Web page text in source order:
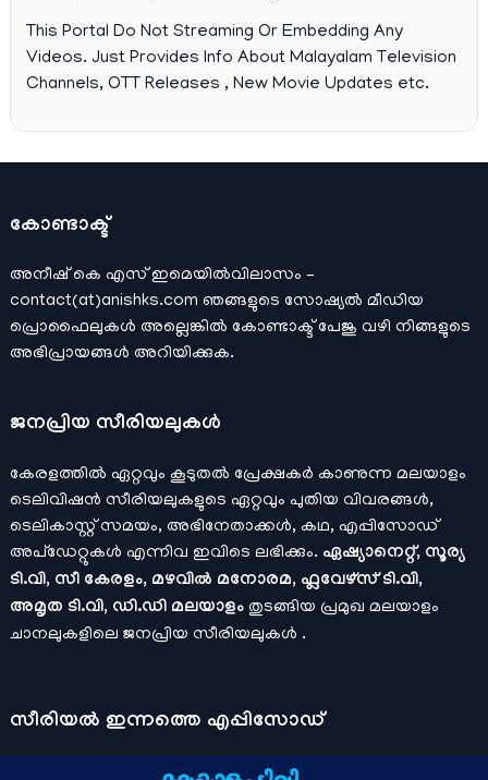
This Portal Do Not Streaming Or Embedding Any
Videos. Just Provides Info About Malayalam Television
Channels, OTT Releases , New Movie Updates etc.
കോണ്ടാക്ട്
അനീഷ്‌ കെ എസ് ഇമെയില്‍വിലാസം –
contact(at)anishks.com ഞങ്ങളുടെ സോഷ്യല്‍ മീഡിയ
പ്രൊഫൈലുകള്‍ അല്ലെങ്കില്‍ കോണ്ടാക്ട്പേജു വഴി നിങ്ങളുടെ
അഭിപ്രായങ്ങള്‍ അറിയിക്കുക.
ജനപ്രിയ സീരിയലുകള്‍
കേരളത്തിൽ ഏറ്റവും കൂടുതൽ പ്രേക്ഷകർ കാണുന്ന മലയാളം
ടെലിവിഷൻ സീരിയലുകളുടെ ഏറ്റവും പുതിയ വിവരങ്ങൾ,
ടെലികാസ്റ്റ് സമയം, അഭിനേതാക്കൾ, കഥ, എപ്പിസോഡ്
അപ്ഡേറ്റുകൾ എന്നിവ ഇവിടെ ലഭിക്കും. ഏഷ്യാനെറ്റ്, സൂര്യ
ടി.വി, സീ കേരളം, മഴവിൽ മനോരമ, ഫ്ലവേഴ്സ് ടി.വി,
അമൃത ടി.വി, ഡി.ഡി മലയാളം തുടങ്ങിയ പ്രമുഖ മലയാളം
ചാനലുകളിലെ ജനപ്രിയ സീരിയലുകൾ .
സീരിയല്‍ ഇന്നത്തെ എപ്പിസോഡ്
ചാനലുകളുടെ ഔദ്യോഗിക മൊബൈല്‍ ആപ്പുകള്‍ , ഒഫിഷ്യല്‍